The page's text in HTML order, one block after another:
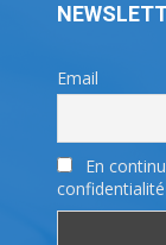
Email
En
confidentialité